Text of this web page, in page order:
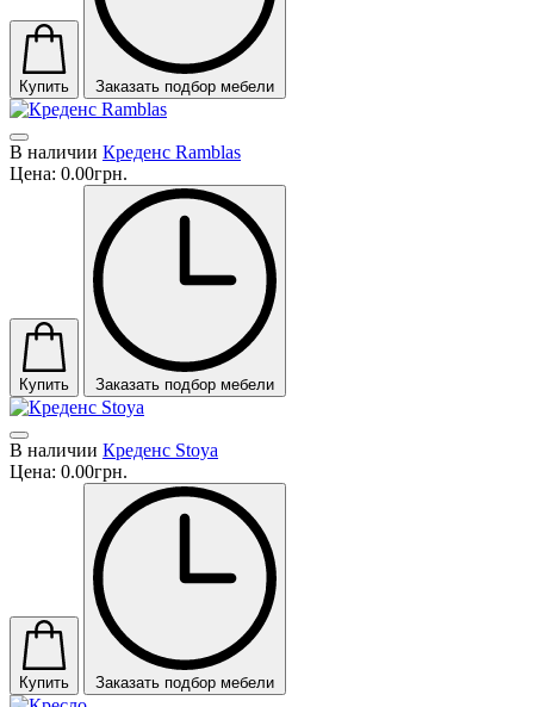
Купить Заказать подбор мебели
В наличии Креденс Ramblas
Цена: 0.00грн.
Купить Заказать подбор мебели
В наличии Креденс Stoya
Цена: 0.00грн.
Купить Заказать подбор мебели